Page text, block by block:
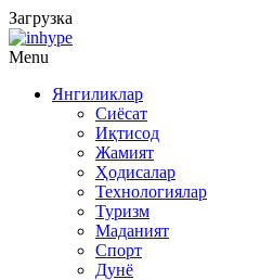
Загрузка
Menu
Янгиликлар
Сиёсат
Иқтисод
Жамият
Ҳодисалар
Технологиялар
Туризм
Маданият
Спорт
Дунё